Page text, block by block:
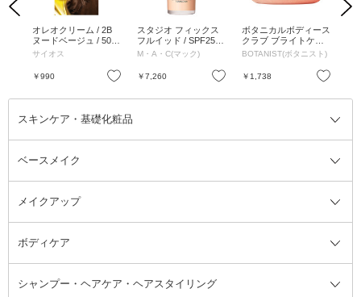
Previous
お気に入り
オレオクリーム / 2B
ヌードベージュ / 50g+
50g
サイオス
￥990 お気に入り
スタジオ フィックス
フルイッド / SPF25 /
PA++ / N10 / 30mL
M・A・C(マック)
￥7,260 お気に入り
ボタニカルボディース
クラブ ブライトケア /
250g
BOTANIST(ボタニスト)
￥1,738
Next
スキンケア・基礎化粧品
スキンケア・基礎化粧品全て
洗顔料
美容液
オールインワン化粧品 フェイスクリーム
ベースメイク
ベースメイク全て
BBクリーム
コンシーラー ファンデーション
メイクアップ
メイクアップ全て
まつげ美容液 つけまつげ
ボディケア
ボディケア全て
ボディソープ・ハンドソープ・石
けん
シャンプー・ヘアケア・ヘアスタイリング